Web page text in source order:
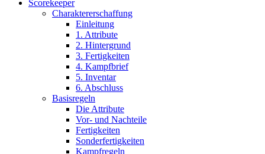
Scorekeeper
Charaktererschaffung
Einleitung
1. Attribute
2. Hintergrund
3. Fertigkeiten
4. Kampfbrief
5. Inventar
6. Abschluss
Basisregeln
Die Attribute
Vor- und Nachteile
Fertigkeiten
Sonderfertigkeiten
Kampfregeln